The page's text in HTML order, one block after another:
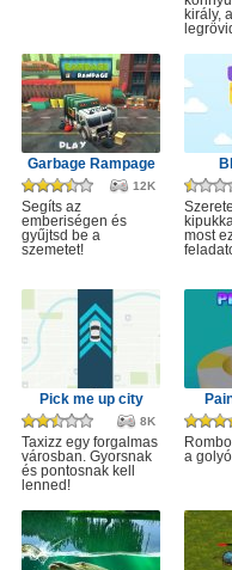
király,
Garbage Rampage
12K
Segíts az
emberiségen és
gyűjtsd be a
szemetet!
most
Pick me up city
8K
Taxizz egy forgalmas
városban. Gyorsnak
és pontosnak kell
lenned!
a